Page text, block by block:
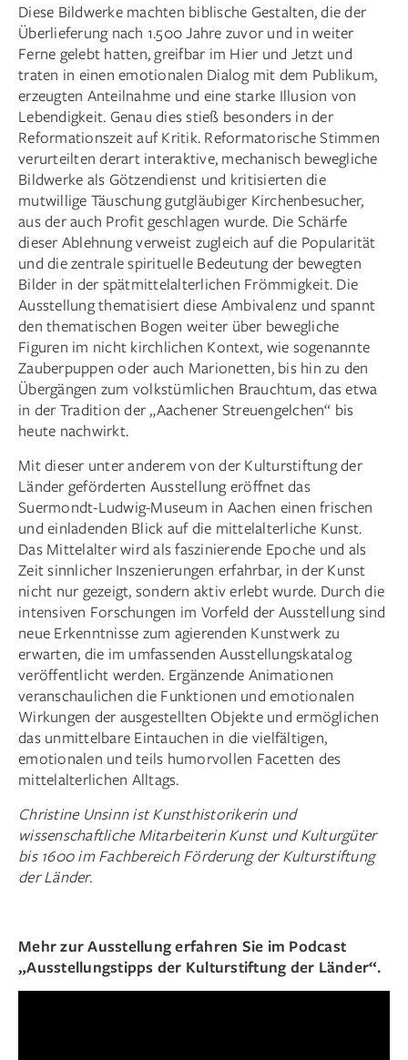
Diese Bildwerke machten biblische Gestalten, die der
Überlieferung nach 1.500 Jahre zuvor und in weiter
Ferne gelebt hatten, greifbar im Hier und Jetzt und
traten in einen emotionalen Dialog mit dem Publikum,
erzeugten Anteilnahme und eine starke Illusion von
Lebendigkeit. Genau dies stieß besonders in der
Reformationszeit auf Kritik. Reformatorische Stimmen
verurteilten derart interaktive, mechanisch bewegliche
Bildwerke als Götzendienst und kritisierten die
mutwillige Täuschung gutgläubiger Kirchenbesucher,
aus der auch Profit geschlagen wurde. Die Schärfe
dieser Ablehnung verweist zugleich auf die Popularität
und die zentrale spirituelle Bedeutung der bewegten
Bilder in der spätmittelalterlichen Frömmigkeit. Die
Ausstellung thematisiert diese Ambivalenz und spannt
den thematischen Bogen weiter über bewegliche
Figuren im nicht kirchlichen Kontext, wie sogenannte
Zauberpuppen oder auch Marionetten, bis hin zu den
Übergängen zum volkstümlichen Brauchtum, das etwa
in der Tradition der „Aachener Streuengelchen“ bis
heute nachwirkt.
Mit dieser unter anderem von der Kulturstiftung der
Länder geförderten Ausstellung eröffnet das
Suermondt-Ludwig-Museum in Aachen einen frischen
und einladenden Blick auf die mittelalterliche Kunst.
Das Mittelalter wird als faszinierende Epoche und als
Zeit sinnlicher Inszenierungen erfahrbar, in der Kunst
nicht nur gezeigt, sondern aktiv erlebt wurde. Durch die
intensiven Forschungen im Vorfeld der Ausstellung sind
neue Erkenntnisse zum agierenden Kunstwerk zu
erwarten, die im umfassenden Ausstellungskatalog
veröffentlicht werden. Ergänzende Animationen
veranschaulichen die Funktionen und emotionalen
Wirkungen der ausgestellten Objekte und ermöglichen
das unmittelbare Eintauchen in die vielfältigen,
emotionalen und teils humorvollen Facetten des
mittelalterlichen Alltags.
Christine Unsinn ist Kunsthistorikerin und
wissenschaftliche Mitarbeiterin Kunst und Kulturgüter
bis 1600 im Fachbereich Förderung der Kulturstiftung
der Länder.
Mehr zur Ausstellung erfahren Sie im Podcast
„Ausstellungstipps der Kulturstiftung der Länder“.